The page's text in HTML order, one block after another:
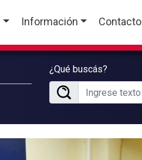
Información Contacto
¿Qué buscás?